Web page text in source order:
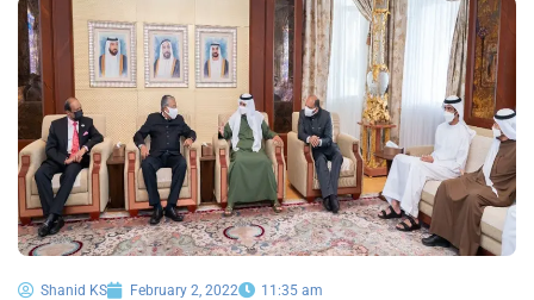
Shanid KS February 2, 2022
11:35 am